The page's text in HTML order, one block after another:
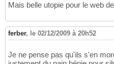
Mais belle utopie pour le web
ferber, le 02/12/2009 à 20h52
Je ne pense pas qu'ils s'en